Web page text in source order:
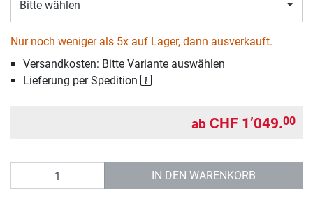
Bitte wählen
Nur noch weniger als 5x auf Lager, dann ausverkauft.
Versandkosten: Bitte Variante auswählen
Lieferung per Spedition
ab CHF 1’049.00
IN DEN WARENKORB